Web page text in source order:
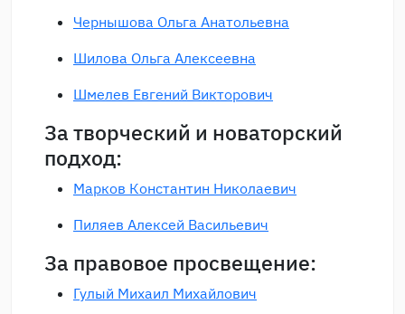
Чернышова Ольга Анатольевна
Шилова Ольга Алексеевна
Шмелев Евгений Викторович
За творческий и новаторский
подход:
Марков Константин Николаевич
Пиляев Алексей Васильевич
За правовое просвещение:
Гулый Михаил Михайлович